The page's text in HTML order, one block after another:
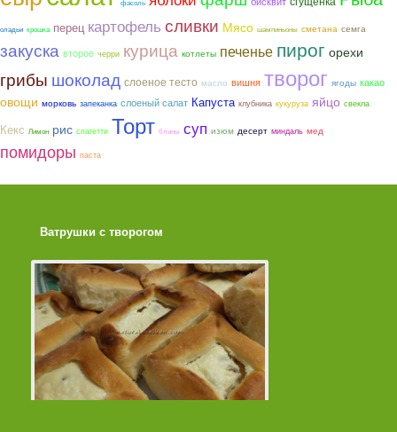
фасоль
оладьи крошка перец картофель сливки Мясо шампиньоны сметана семга
закуска второе черри курица котлеты печенье пирог орехи
грибы шоколад слоеное тесто масло вишня творог ягоды какао
овощи морковь запеканка слоеный салат Капуста клубника кукуруза яйцо свекла
Кекс Лимон рис спагетти Торт блины суп изюм десерт миндаль мед
помидоры паста
Ватрушки с творогом